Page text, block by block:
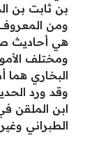
بن ثابت بن
ومن
هي أحاديث
ومختلف
البخاري هما
وقد ورد
ابن الملقن
الطبراني